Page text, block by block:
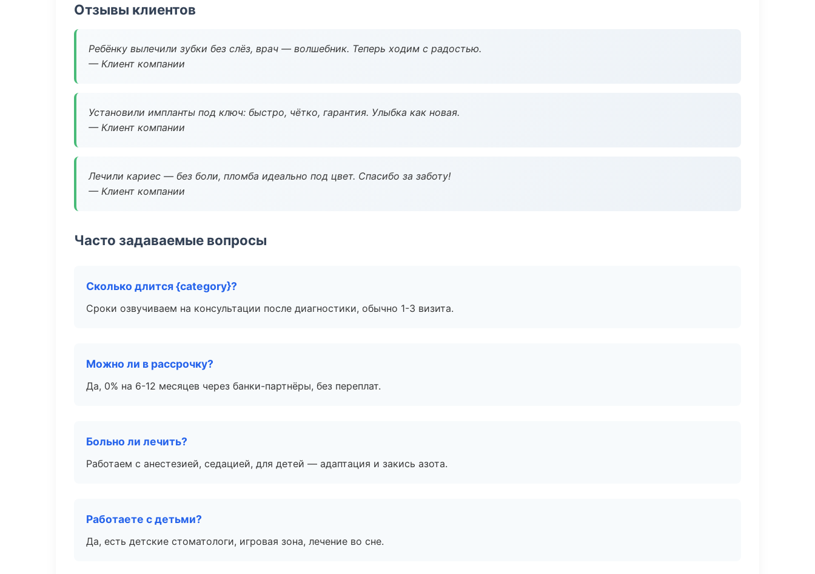
Отзывы клиентов
Ребёнку вылечили зубки без слёз, врач — волшебник. Теперь ходим с радостью.
— Клиент компании
Установили импланты под ключ: быстро, чётко, гарантия. Улыбка как новая.
— Клиент компании
Лечили кариес — без боли, пломба идеально под цвет. Спасибо за заботу!
— Клиент компании
Часто задаваемые вопросы
Сколько длится {category}?
Сроки озвучиваем на консультации после диагностики, обычно 1-3 визита.
Можно ли в рассрочку?
Да, 0% на 6-12 месяцев через банки-партнёры, без переплат.
Больно ли лечить?
Работаем с анестезией, седацией, для детей — адаптация и закись азота.
Работаете с детьми?
Да, есть детские стоматологи, игровая зона, лечение во сне.